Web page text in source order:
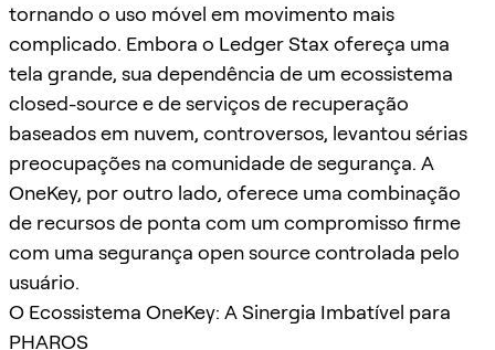
tornando o uso móvel em movimento mais
complicado. Embora o Ledger Stax ofereça uma
tela grande, sua dependência de um ecossistema
closed-source e de serviços de recuperação
baseados em nuvem, controversos, levantou sérias
preocupações na comunidade de segurança. A
OneKey, por outro lado, oferece uma combinação
de recursos de ponta com um compromisso firme
com uma segurança open source controlada pelo
usuário.
O Ecossistema OneKey: A Sinergia Imbatível para
PHAROS